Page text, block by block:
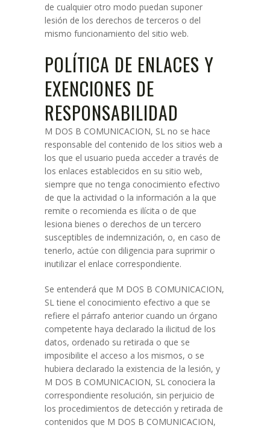
de cualquier otro modo puedan suponer
lesión de los derechos de terceros o del
mismo funcionamiento del sitio web.
POLÍTICA DE ENLACES Y
EXENCIONES DE
RESPONSABILIDAD
M DOS B COMUNICACION, SL no se hace
responsable del contenido de los sitios web a
los que el usuario pueda acceder a través de
los enlaces establecidos en su sitio web,
siempre que no tenga conocimiento efectivo
de que la actividad o la información a la que
remite o recomienda es ilícita o de que
lesiona bienes o derechos de un tercero
susceptibles de indemnización, o, en caso de
tenerlo, actúe con diligencia para suprimir o
inutilizar el enlace correspondiente.
Se entenderá que M DOS B COMUNICACION,
SL tiene el conocimiento efectivo a que se
refiere el párrafo anterior cuando un órgano
competente haya declarado la ilicitud de los
datos, ordenado su retirada o que se
imposibilite el acceso a los mismos, o se
hubiera declarado la existencia de la lesión, y
M DOS B COMUNICACION, SL conociera la
correspondiente resolución, sin perjuicio de
los procedimientos de detección y retirada de
contenidos que M DOS B COMUNICACION,